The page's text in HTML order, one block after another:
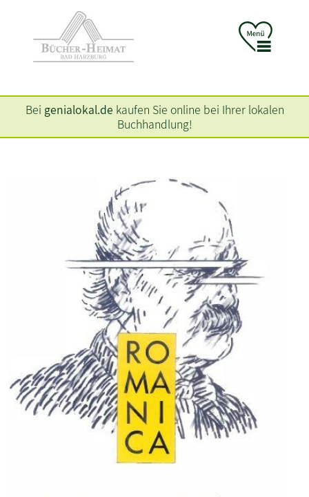
Bei genialokal.de kaufen Sie online bei Ihrer lokalen
Buchhandlung!